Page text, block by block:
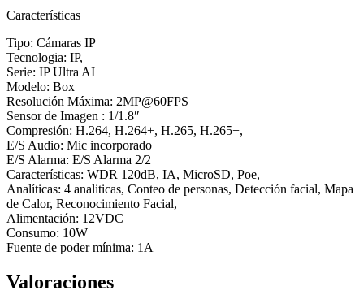
Características
Tipo: Cámaras IP
Tecnologia: IP,
Serie: IP Ultra AI
Modelo: Box
Resolución Máxima: 2MP@60FPS
Sensor de Imagen : 1/1.8″
Compresión: H.264, H.264+, H.265, H.265+,
E/S Audio: Mic incorporado
E/S Alarma: E/S Alarma 2/2
Características: WDR 120dB, IA, MicroSD, Poe,
Analíticas: 4 analiticas, Conteo de personas, Detección facial, Mapa
de Calor, Reconocimiento Facial,
Alimentación: 12VDC
Consumo: 10W
Fuente de poder mínima: 1A
Valoraciones